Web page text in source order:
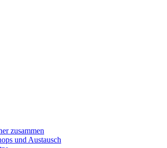
zusammen
und Austausch